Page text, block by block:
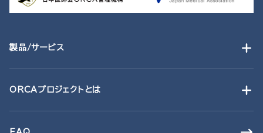
製品/サービス
ORCAプロジェクトとは